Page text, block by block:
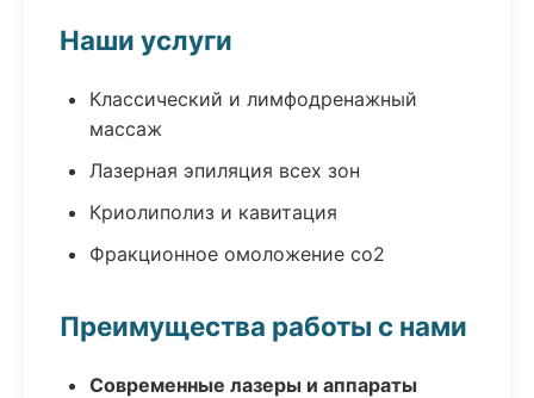
Наши услуги
Классический и лимфодренажный
массаж
Лазерная эпиляция всех зон
Криолиполиз и кавитация
Фракционное омоложение co2
Преимущества работы с нами
Современные лазеры и аппараты